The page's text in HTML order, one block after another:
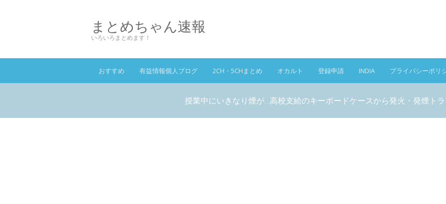
まとめちゃん速報
いろいろまとめます！
おすすめ 有益情報個人ブログ 2CH・5CHまとめ オカルト 登録申請 INDIA プライバシーポリ
授業中にいきなり煙が…高校支給のキーボードケースから発火・発煙ト